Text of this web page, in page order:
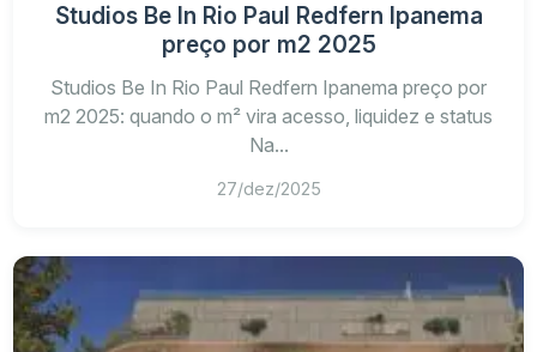
Studios Be In Rio Paul Redfern Ipanema
preço por m2 2025
Studios Be In Rio Paul Redfern Ipanema preço por
m2 2025: quando o m² vira acesso, liquidez e status
Na...
27/dez/2025